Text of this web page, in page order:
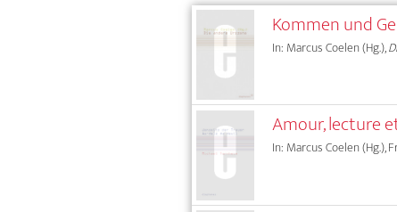
Kommen und
In: Marcus Coelen (Hg.),
Amour, lecture
In: Marcus Coelen (Hg.),